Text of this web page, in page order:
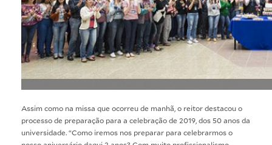
Assim como na missa que ocorreu de manhã, o reitor destacou o
processo de preparação para a celebração de 2019, dos 50 anos da
universidade. “Como iremos nos preparar para celebrarmos o